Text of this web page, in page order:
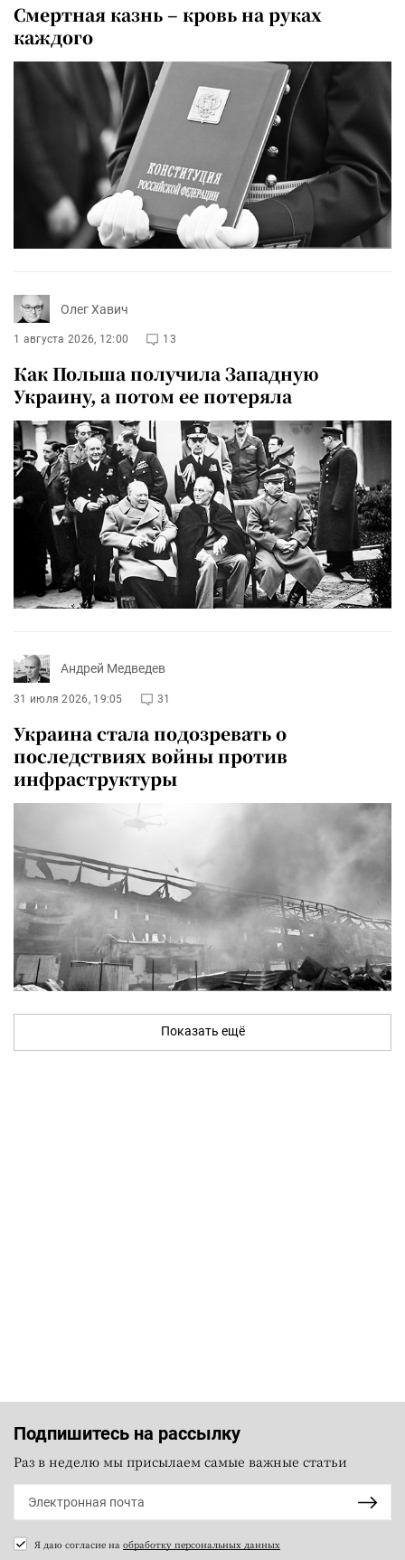
Смертная казнь – кровь на руках
каждого
Олег Хавич
1 августа 2026, 12:00 13
Как Польша получила Западную
Украину, а потом ее потеряла
Андрей Медведев
31 июля 2026, 19:05 31
Украина стала подозревать о
последствиях войны против
инфраструктуры
Показать ещё
Подпишитесь на рассылку
Раз в неделю мы присылаем самые важные статьи
Я даю согласие на обработку персональных данных